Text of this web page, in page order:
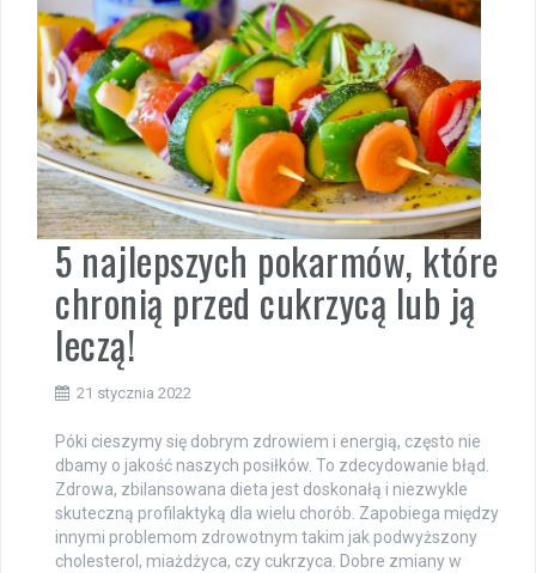
5 najlepszych pokarmów, które
chronią przed cukrzycą lub ją
leczą!
21 stycznia 2022
Póki cieszymy się dobrym zdrowiem i energią, często nie
dbamy o jakość naszych posiłków. To zdecydowanie błąd.
Zdrowa, zbilansowana dieta jest doskonałą i niezwykle
skuteczną profilaktyką dla wielu chorób. Zapobiega między
innymi problemom zdrowotnym takim jak podwyższony
cholesterol, miażdżyca, czy cukrzyca. Dobre zmiany w